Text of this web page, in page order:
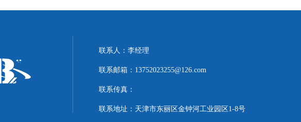
联系人：李经理
联系邮箱：13752023255@126.com
联系传真：
联系地址：天津市东丽区金钟河工业园区1-8号